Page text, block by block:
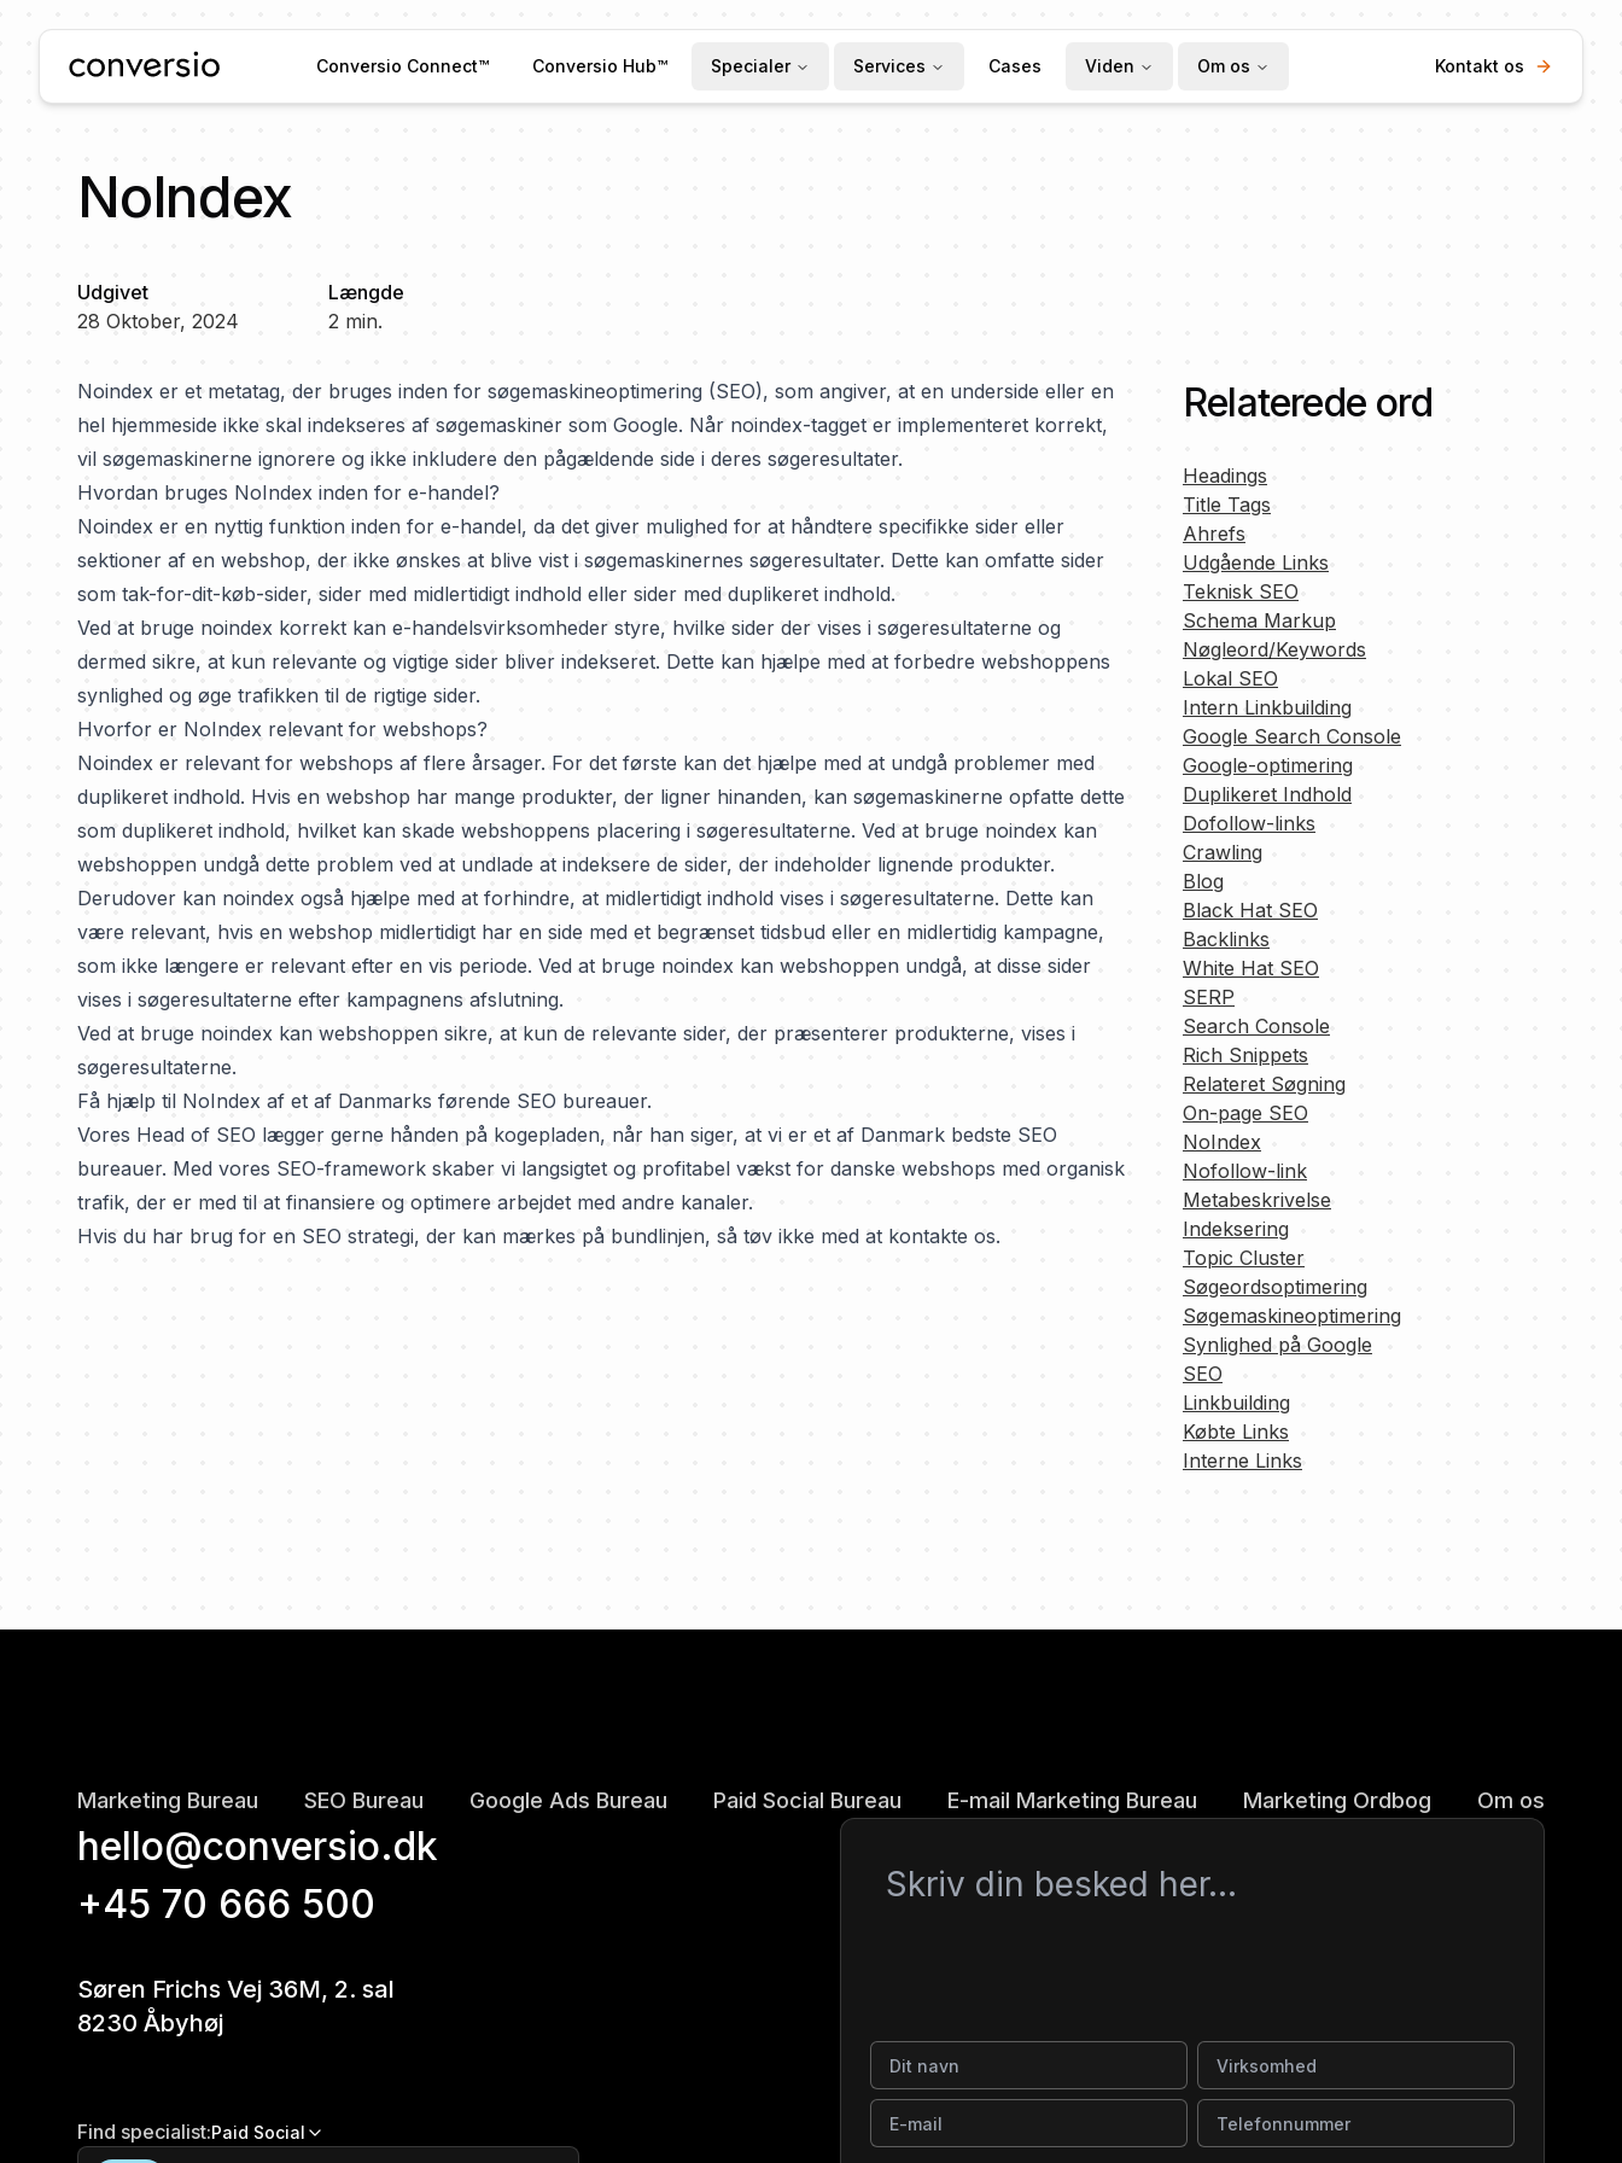
Conversio Conversio Connect™ Conversio Hub™ Specialer Services Cases Viden Om os Kontakt os
NoIndex
Udgivet
28 Oktober, 2024
Længde
2 min.
Noindex er et metatag, der bruges inden for søgemaskineoptimering (SEO), som angiver, at en underside eller en
hel hjemmeside ikke skal indekseres af søgemaskiner som Google. Når noindex-tagget er implementeret korrekt,
vil søgemaskinerne ignorere og ikke inkludere den pågældende side i deres søgeresultater.
Hvordan bruges NoIndex inden for e-handel?
Noindex er en nyttig funktion inden for e-handel, da det giver mulighed for at håndtere specifikke sider eller
sektioner af en webshop, der ikke ønskes at blive vist i søgemaskinernes søgeresultater. Dette kan omfatte sider
som tak-for-dit-køb-sider, sider med midlertidigt indhold eller sider med duplikeret indhold.
Ved at bruge noindex korrekt kan e-handelsvirksomheder styre, hvilke sider der vises i søgeresultaterne og
dermed sikre, at kun relevante og vigtige sider bliver indekseret. Dette kan hjælpe med at forbedre webshoppens
synlighed og øge trafikken til de rigtige sider.
Hvorfor er NoIndex relevant for webshops?
Noindex er relevant for webshops af flere årsager. For det første kan det hjælpe med at undgå problemer med
duplikeret indhold. Hvis en webshop har mange produkter, der ligner hinanden, kan søgemaskinerne opfatte dette
som duplikeret indhold, hvilket kan skade webshoppens placering i søgeresultaterne. Ved at bruge noindex kan
webshoppen undgå dette problem ved at undlade at indeksere de sider, der indeholder lignende produkter.
Derudover kan noindex også hjælpe med at forhindre, at midlertidigt indhold vises i søgeresultaterne. Dette kan
være relevant, hvis en webshop midlertidigt har en side med et begrænset tidsbud eller en midlertidig kampagne,
som ikke længere er relevant efter en vis periode. Ved at bruge noindex kan webshoppen undgå, at disse sider
vises i søgeresultaterne efter kampagnens afslutning.
Ved at bruge noindex kan webshoppen sikre, at kun de relevante sider, der præsenterer produkterne, vises i
søgeresultaterne.
Få hjælp til NoIndex af et af Danmarks førende SEO bureauer.
Vores Head of SEO lægger gerne hånden på kogepladen, når han siger, at vi er et af Danmark bedste SEO
bureauer. Med vores SEO-framework skaber vi langsigtet og profitabel vækst for danske webshops med organisk
trafik, der er med til at finansiere og optimere arbejdet med andre kanaler.
Hvis du har brug for en SEO strategi, der kan mærkes på bundlinjen, så tøv ikke med at kontakte os.
Relaterede ord
Headings
Title Tags
Ahrefs
Udgående Links
Teknisk SEO
Schema Markup
Nøgleord/Keywords
Lokal SEO
Intern Linkbuilding
Google Search Console
Google-optimering
Duplikeret Indhold
Dofollow-links
Crawling
Blog
Black Hat SEO
Backlinks
White Hat SEO
SERP
Search Console
Rich Snippets
Relateret Søgning
On-page SEO
NoIndex
Nofollow-link
Metabeskrivelse
Indeksering
Topic Cluster
Søgeordsoptimering
Søgemaskineoptimering
Synlighed på Google
SEO
Linkbuilding
Købte Links
Interne Links
Marketing Bureau SEO Bureau Google Ads Bureau Paid Social Bureau E-mail Marketing Bureau Marketing Ordbog Om os
hello@conversio.dk
+45 70 666 500
Søren Frichs Vej 36M, 2. sal
8230 Åbyhøj
Find specialist:Paid Social
Dit navn Virksomhed
E-mail Telefonnummer